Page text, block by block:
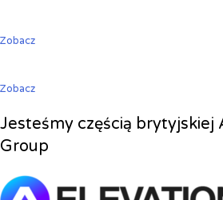
Zobacz
Zobacz
Jesteśmy częścią brytyjskiej
Group